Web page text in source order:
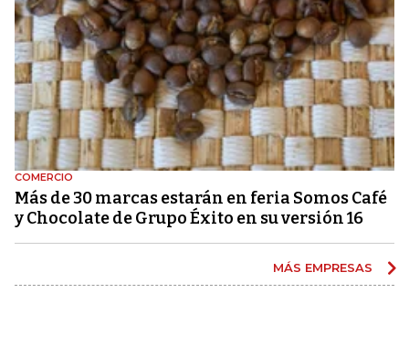
COMERCIO
Más de 30 marcas estarán en feria Somos Café
y Chocolate de Grupo Éxito en su versión 16
MÁS EMPRESAS